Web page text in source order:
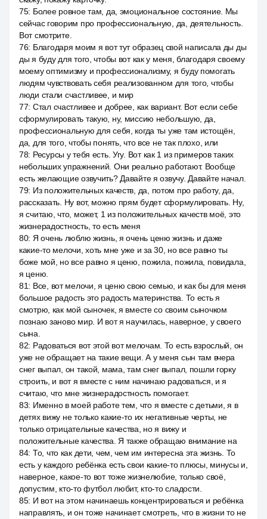
75: Более ровное там, да, эмоциональное состояние. Мы
сейчас говорим про профессиональную, да, деятельность.
Вот смотрите.
76: Благодаря моим я вот тут образец свой написала ды ды
ды я буду для того, чтобы вот как у меня, благодаря своему
моему оптимизму и профессионализму, я буду помогать
людям чувствовать себя реализованном для того, чтобы
люди стали счастливее, и мир
77: Стал счастливее и добрее, как вариант. Вот если себе
сформулировать такую, ну, миссию небольшую, да,
профессиональную для себя, когда ты уже там истощён,
да, для того, чтобы понять, что все не так плохо, или
78: Ресурсы у тебя есть. Угу. Вот как 1 из примеров таких
небольших упражнений. Они реально работают. Вообще
есть желающие озвучить? Давайте я озвучу. Давайте начал.
79: Из положительных качеств, да, потом про работу, да,
рассказать. Ну вот, можно прям будет сформулировать. Ну,
я считаю, что, может, 1 из положительных качеств моё, это
жизнерадостность, то есть меня
80: Я очень люблю жизнь, я очень ценю жизнь и даже
какие-то мелочи, хоть мне уже и за 30, но все равно ты
боже мой, но все равно я ценю, пожила, пожила, повидала,
я ценю.
81: Все, вот мелочи, я ценю свою семью, и как бы для меня
большое радость это радость материнства. То есть я
смотрю, как мой сыночек, я вместе со своим сыночком
познаю заново мир. И вот я научилась, наверное, у своего
сына.
82: Радоваться вот этой вот мелочам. То есть взрослый, он
уже не обращает на такие вещи. А у меня сын там вчера
снег выпал, он такой, мама, там снег выпал, пошли горку
строить, и вот я вместе с ним начинаю радоваться, и я
считаю, что мне жизнерадостность помогает.
83: Именно в моей работе тем, что я вместе с детьми, я в
детях вижу не только какие-то их негативные черты, не
только отрицательные качества, но я вижу и
положительные качества. Я также обращаю внимание на
84: То, что как дети, чем, чем им интересна эта жизнь. То
есть у каждого ребёнка есть свои какие-то плюсы, минусы и,
наверное, какое-то вот тоже жизнелюбие, только своё,
допустим, кто-то футбол любит, кто-то сладости.
85: И вот на этом начинаешь концентрироваться и ребёнка
направлять, и он тоже начинает смотреть, что в жизни то не